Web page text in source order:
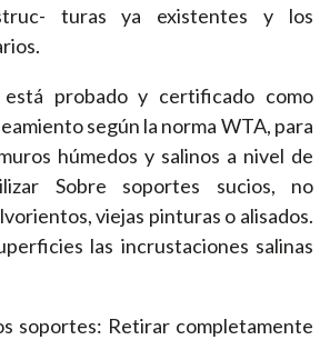
turas ya existentes y los
está probado y certificado como
según la norma WTA, para
húmedos y salinos a nivel de
Sobre soportes sucios, no
viejas pinturas o alisados.
las incrustaciones salinas
soportes: Retirar completamente